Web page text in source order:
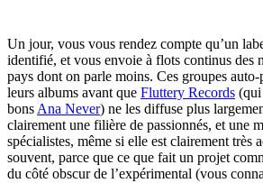
Un jour, vous vous rendez compte qu’un
identifié, et vous envoie à flots continus des
pays dont on parle moins. Ces groupes
leurs albums avant que Fluttery Records (qui
bons Ana Never) ne les diffuse plus
clairement une filière de passionnés, et une
spécialistes, même si elle est clairement très
souvent, parce que ce que fait un projet
du côté obscur de l’expérimental (vous